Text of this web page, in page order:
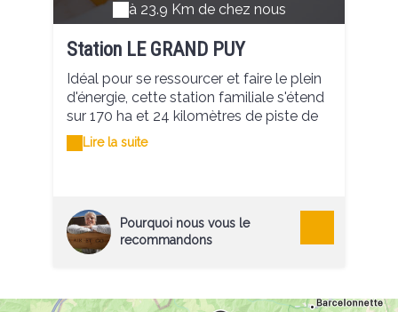
à 23.9 Km de chez nous
Station LE GRAND PUY
Idéal pour se ressourcer et faire le plein
d'énergie, cette station familiale s'étend
sur 170 ha et 24 kilomètres de piste de
ski alpin adaptées pour tous les niveaux
et pour toute la famille. Que vous soyez
envies de glisse. Elle vous offre un
accueil convivial et vous fait découvrir
son domaine pour les débutants et les
bleues 5 pistes rouges 3 pistes noires 1
Lire la suite
Pourquoi nous vous le
recommandons